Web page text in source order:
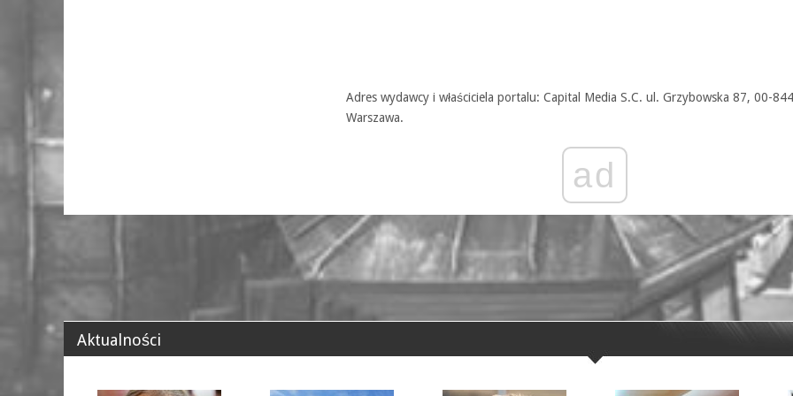
Adres wydawcy i właściciela portalu: Capital Media S.C. ul. Grzybowska 87, 00-844
Warszawa.
ad
Aktualności